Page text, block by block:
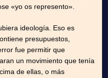
«yo os represento».
ideología. Eso es
presupuestos,
fue permitir que
un movimiento que tenía
de ellas, o más